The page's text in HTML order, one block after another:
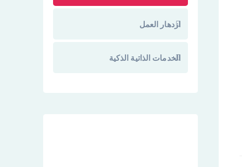
ازدهار العمل
الخدمات الذاتية الذكية